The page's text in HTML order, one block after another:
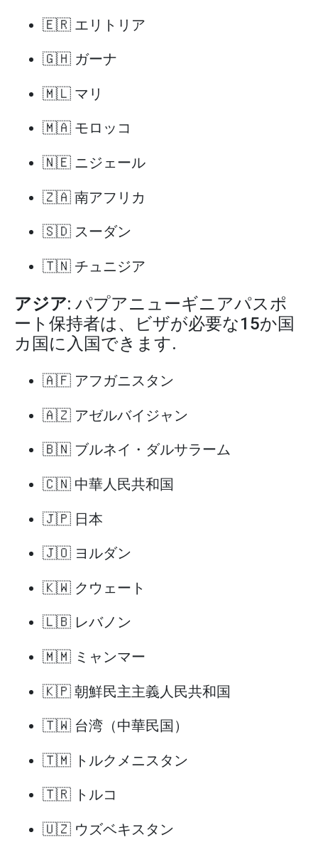
🇪🇷 エリトリア
🇬🇭 ガーナ
🇲🇱 マリ
🇲🇦 モロッコ
🇳🇪 ニジェール
🇿🇦 南アフリカ
🇸🇩 スーダン
🇹🇳 チュニジア
アジア: パプアニューギニアパスポ
ート保持者は、ビザが必要な15か国
カ国に入国できます.
🇦🇫 アフガニスタン
🇦🇿 アゼルバイジャン
🇧🇳 ブルネイ・ダルサラーム
🇨🇳 中華人民共和国
🇯🇵 日本
🇯🇴 ヨルダン
🇰🇼 クウェート
🇱🇧 レバノン
🇲🇲 ミャンマー
🇰🇵 朝鮮民主主義人民共和国
🇹🇼 台湾（中華民国）
🇹🇲 トルクメニスタン
🇹🇷 トルコ
🇺🇿 ウズベキスタン